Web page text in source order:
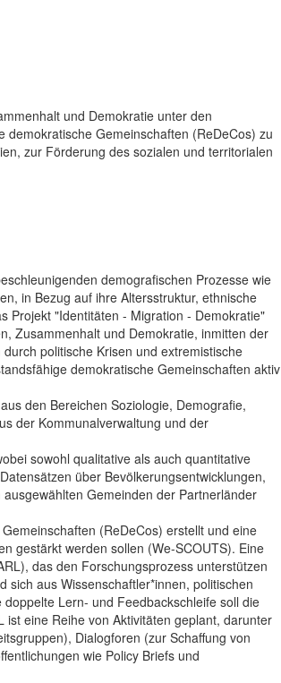
und Demokratie unter den
Gemeinschaften (ReDeCos) zu
zur Förderung des sozialen und territorialen
demografischen Prozesse wie
in Bezug auf ihre Altersstruktur, ethnische
Projekt "Identitäten - Migration - Demokratie"
Zusammenhalt und Demokratie, inmitten der
politische Krisen und extremistische
demokratische Gemeinschaften aktiv
den Bereichen Soziologie, Demografie,
der Kommunalverwaltung und der
sowohl qualitative als auch quantitative
über Bevölkerungsentwicklungen,
Gemeinden der Partnerländer
(ReDeCos) erstellt und eine
gestärkt werden sollen (We-SCOUTS). Eine
das den Forschungsprozess unterstützen
sich aus Wissenschaftler*innen, politischen
Lern- und Feedbackschleife soll die
eine Reihe von Aktivitäten geplant, darunter
Dialogforen (zur Schaffung von
wie Policy Briefs und